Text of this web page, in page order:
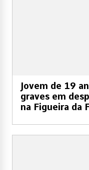
Jovem de 19
graves em
na Figueira da